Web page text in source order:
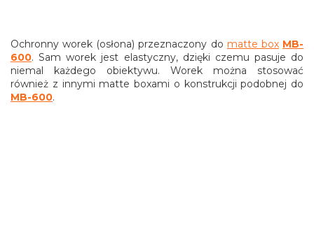
Ochronny worek (osłona) przeznaczony do matte box MB-
600. Sam worek jest elastyczny, dzięki czemu pasuje do
niemal każdego obiektywu. Worek można stosować
również z innymi matte boxami o konstrukcji podobnej do
MB-600.